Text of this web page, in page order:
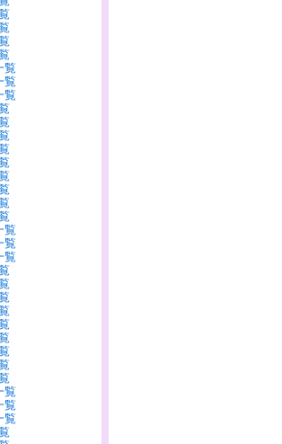
覧
覧
覧
覧
覧
覧
覧
覧
覧